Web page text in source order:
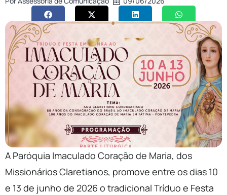
A Paróquia Imaculado Coração de Maria, dos
Missionários Claretianos, promove entre os dias 10
e 13 de junho de 2026 o tradicional Tríduo e Festa